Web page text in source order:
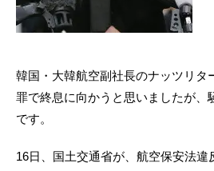
韓国・大韓航空副社長のナッツリタ
罪で終息に向かうと思いましたが、
です。
16日、国土交通省が、航空保安法違